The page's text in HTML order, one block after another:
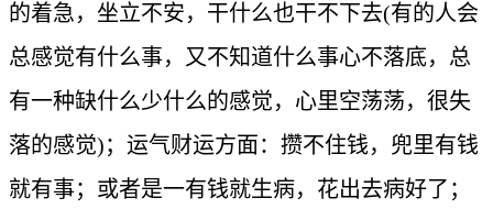
的着急，坐立不安，干什么也干不下去(有的人会
总感觉有什么事，又不知道什么事心不落底，总
有一种缺什么少什么的感觉，心里空荡荡，很失
落的感觉)；运气财运方面：攒不住钱，兜里有钱
就有事；或者是一有钱就生病，花出去病好了；